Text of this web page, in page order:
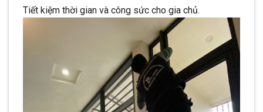
Tiết kiệm thời gian và công sức cho gia chủ.